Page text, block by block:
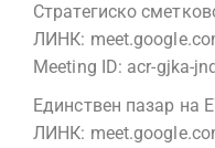
Стратегиско
ЛИНК:
Meeting ID: acr-gjka-
Единствен пазар на
ЛИНК: